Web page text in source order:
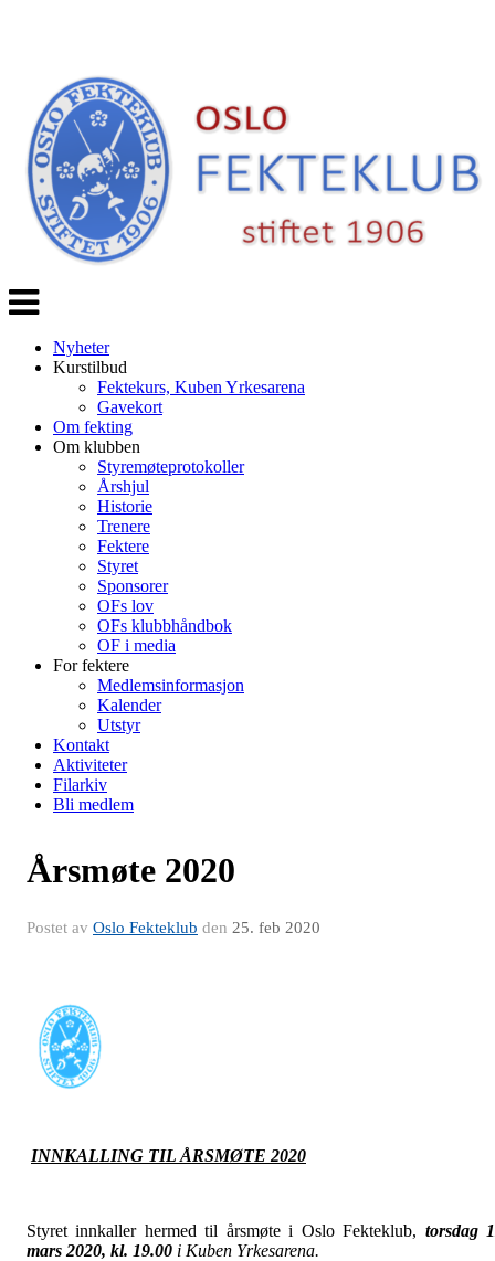
Veksle
navigasjon
Nyheter
Kurstilbud
Fektekurs, Kuben Yrkesarena
Gavekort
Om fekting
Om klubben
Styremøteprotokoller
Årshjul
Historie
Trenere
Fektere
Styret
Sponsorer
OFs lov
OFs klubbhåndbok
OF i media
For fektere
Medlemsinformasjon
Kalender
Utstyr
Kontakt
Aktiviteter
Filarkiv
Bli medlem
Årsmøte 2020
Postet av Oslo Fekteklub den 25. feb 2020
INNKALLING TIL ÅRSMØTE 2020
Styret innkaller hermed til årsmøte i Oslo Fekteklub, torsdag
mars 2020, kl. 19.00 i Kuben Yrkesarena.